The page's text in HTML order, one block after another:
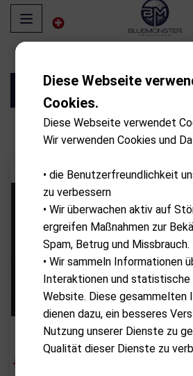
Filter
- 10.00%Rabatt
KIFFE GOLF
KIFFE K7 DAS MEISTERWERK
CHF
Diese Webseite
Cookies.
Diese Webseite verwendet
Wir verwenden Cookies und
• die Benutzerfreundlichkeit
zu verbessern
• Wir überwachen aktiv auf
ergreifen Maßnahmen zur
Spam, Betrug und Missbrauch.
• Wir sammeln Informationen
Interaktionen und statistische
Website. Diese gesammelten
dienen dazu, ein besseres
Nutzung unserer Dienste zu
Qualität dieser Dienste zu